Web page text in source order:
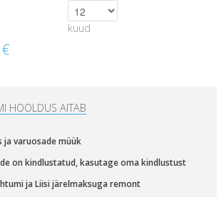
kuud
HOOLDUS AITAB
ja varuosade müük
on kindlustatud, kasutage oma kindlustust
ja Liisi järelmaksuga remont